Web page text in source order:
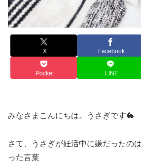
X Facebook
Pocket LINE
みなさまこんにちは。うさぎです🐇
さて、うさぎが妊活中に嫌だったの
った言葉